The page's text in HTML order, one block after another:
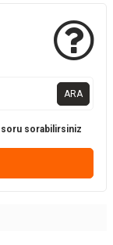
ARA
soru sorabilirsiniz